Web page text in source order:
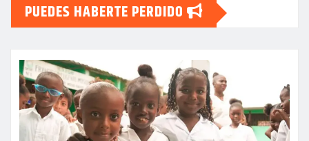
PUEDES HABERTE PERDIDO